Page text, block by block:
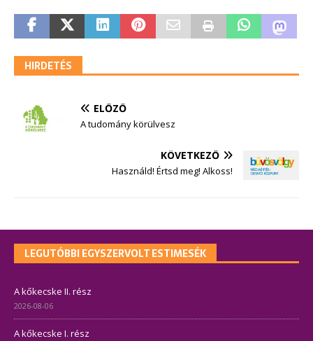
HIRDETÉS
ELŐZŐ
A tudomány körülvesz
KÖVETKEZŐ
Használd! Értsd meg! Alkoss!
LEGUTÓBBI EGYSZERVOLT ESTIMESÉK
A kőkecske II. rész
2026-08-06
A kőkecske I. rész